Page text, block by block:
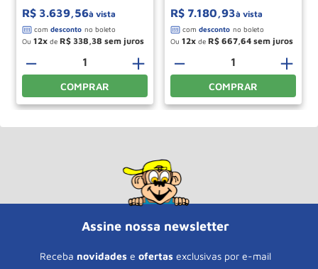
R$ 3.639,56à vista
Ou 12 de R$ 338 38
＋
－
COMPRAR
R$ 7.180,93à vista
Ou 12 de R$ 667 64
＋
－
COMPRAR
Assine nossa newsletter
Receba novidades e ofertas exclusivas por e-mail